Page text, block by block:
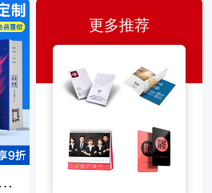
更多推荐